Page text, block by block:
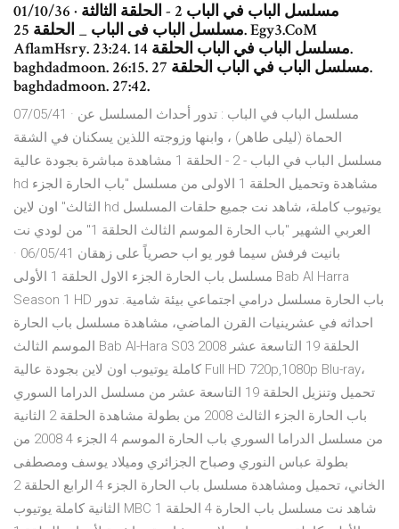
01/10/36 · مسلسل الباب في الباب 2 - الحلقة الثالثة
مسلسل الباب فى الباب _ الحلقة 25. Egy3.CoM
AflamHsry. 23:24. مسلسل الباب في الباب الحلقة 14.
baghdadmoon. 26:15. مسلسل الباب في الباب الحلقة 27.
baghdadmoon. 27:42.
07/05/41 · مسلسل الباب في الباب : تدور أحداث المسلسل عن
الحماة (ليلى طاهر) ، وابنها وزوجته اللذين يسكنان في الشقة
مسلسل الباب في الباب - 2 - الحلقة 1 مشاهدة مباشرة بجودة عالية
hd مشاهدة وتحميل الحلقة 1 الاولى من مسلسل "باب الحارة الجزء
الثالث" اون لاين hd يوتيوب كاملة، شاهد نت جميع حلقات المسلسل
العربي الشهير "باب الحارة الموسم الثالث الحلقة 1" من لودي نت
بانيت فرفش سيما فور يو اب حصرياً على زهقان 06/05/41 ·
مسلسل باب الحارة الجزء الاول الحلقة 1 الأولى Bab Al Harra
Season 1 HD باب الحارة مسلسل درامي اجتماعي بيئة شامية. تدور
احداثه في عشرينيات القرن الماضي، مشاهدة مسلسل باب الحارة
الموسم الثالث Bab Al-Hara S03 2008 الحلقة 19 التاسعة عشر
كاملة يوتيوب اون لاين بجودة عالية Full HD 720p,1080p Blu-ray،
تحميل وتنزيل الحلقة 19 التاسعة عشر من مسلسل الدراما السوري
باب الحارة الجزء الثالث 2008 من بطولة مشاهدة الحلقة 2 الثانية
من مسلسل الدراما السوري باب الحارة الموسم 4 الجزء 4 2008 من
بطولة عباس النوري وصباح الجزائري وميلاد يوسف ومصطفى
الخاني، تحميل ومشاهدة مسلسل باب الحارة الجزء 4 الرابع الحلقة 2
الثانية كاملة يوتيوب MBC شاهد نت مسلسل باب الحارة 4 الحلقة 1